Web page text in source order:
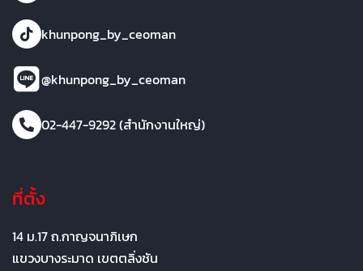
khunpong_by_ceoman
@khunpong_by_ceoman
02-447-9292 (สำนักงานใหญ่)
ที่ตั้ง
14 ม.17 ถ.กาญจนาภิเษก
แขวงบางระมาด เขตตลิ่งชัน